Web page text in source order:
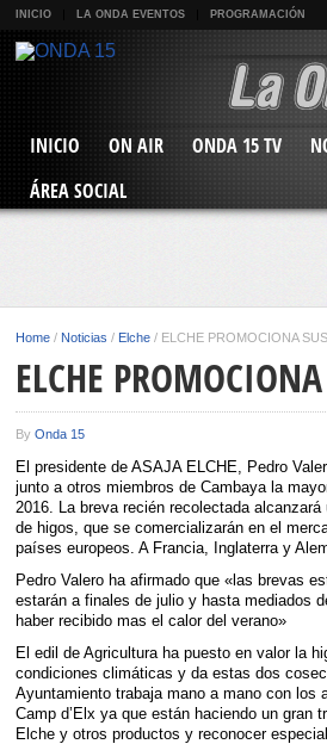
INICIO LA ONDA EVENTOS PROGRAMACIÓN
INICIO ON AIR ONDA 15 TV
ÁREA SOCIAL
Home / Noticias / Elche / ELCHE PROMOCIONA
ELCHE
By Onda 15
El presidente de ASAJA ELCHE, Pedro
junto a otros miembros de Cambaya la
2016. La breva recién recolectada
de higos, que se comercializarán en el
países europeos. A Francia, Inglaterra y A
Pedro Valero ha afirmado que «las brevas
estarán a finales de julio y hasta mediados
haber recibido mas el calor del verano»
El edil de Agricultura ha puesto en valor la
condiciones climáticas y da estas dos
Ayuntamiento trabaja mano a mano con los
Camp d’Elx ya que están haciendo un gran
Elche y otros productos y reconocer